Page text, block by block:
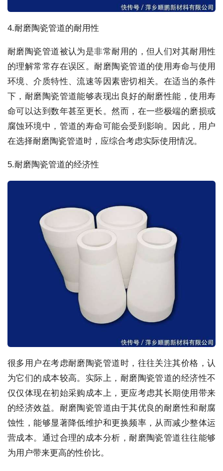
4.耐磨陶瓷管道的耐用性
耐磨陶瓷管道被认为是非常耐用的，但人们对其耐用性
的理解常常存在误区。耐磨陶瓷管道的使用寿命与使用
环境、介质特性、流速等因素密切相关。在适当的条件
下，耐磨陶瓷管道能够表现出良好的耐磨性能，使用寿
命可以达到数年甚至更长。然而，在一些极端的磨损或
腐蚀环境中，管道的寿命可能会受到影响。因此，用户
在选择耐磨陶瓷管道时，应综合考虑实际使用情况。
5.耐磨陶瓷管道的经济性
很多用户在考虑耐磨陶瓷管道时，往往关注其价格，认
为它们的成本较高。实际上，耐磨陶瓷管道的经济性不
仅仅体现在初始采购成本上，更应考虑其长期使用带来
的经济效益。耐磨陶瓷管道由于其优良的耐磨性和耐腐
蚀性，能够显著降低维护和更换频率，从而减少整体运
营成本。通过合理的成本分析，耐磨陶瓷管道往往能够
为用户带来更高的性价比。